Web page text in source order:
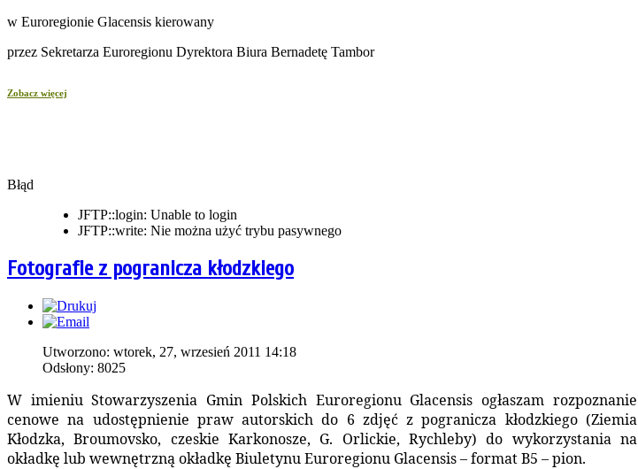
w Euroregionie Glacensis kierowany
przez Sekretarza Euroregionu Dyrektora Biura Bernadetę Tambor
Zobacz więcej
Błąd
JFTP::login: Unable to login
JFTP::write: Nie można użyć trybu pasywnego
Fotografie z pogranicza kłodzkiego
Utworzono: wtorek, 27, wrzesień 2011 14:18
Odsłony: 8025
W imieniu Stowarzyszenia Gmin Polskich Euroregionu Glacensis ogłaszam rozpoznanie
cenowe na udostępnienie praw autorskich do 6 zdjęć z pogranicza kłodzkiego (Ziemia
Kłodzka, Broumovsko, czeskie Karkonosze, G. Orlickie, Rychleby) do wykorzystania na
okładkę lub wewnętrzną okładkę Biuletynu Euroregionu Glacensis – format B5 – pion.